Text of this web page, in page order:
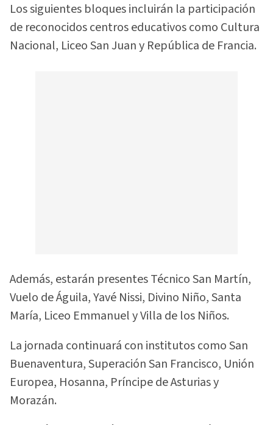
Los siguientes bloques incluirán la participación
de reconocidos centros educativos como Cultura
Nacional, Liceo San Juan y República de Francia.
Además, estarán presentes Técnico San Martín,
Vuelo de Águila, Yavé Nissi, Divino Niño, Santa
María, Liceo Emmanuel y Villa de los Niños.
La jornada continuará con institutos como San
Buenaventura, Superación San Francisco, Unión
Europea, Hosanna, Príncipe de Asturias y
Morazán.